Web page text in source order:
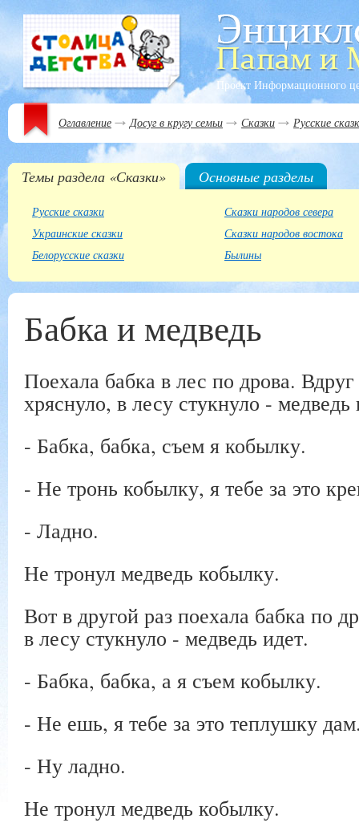
Проект Информационного
Оглавление Досуг в кругу семьи Сказки Русские
Темы раздела «Сказки» Основные разделы
Русские сказки
Украинские сказки
Белорусские сказки
Сказки народов севера
Сказки народов востока
Былины
Бабка и медведь
Поехала бабка в лес по дрова.
хряснуло, в лесу стукнуло - медведь
- Бабка, бабка, съем я кобылку.
- Не тронь кобылку, я тебе за это
- Ладно.
Не тронул медведь кобылку.
Вот в другой раз поехала бабка по
в лесу стукнуло - медведь идет.
- Бабка, бабка, а я съем кобылку.
- Не ешь, я тебе за это теплушку
- Ну ладно.
Не тронул медведь кобылку.